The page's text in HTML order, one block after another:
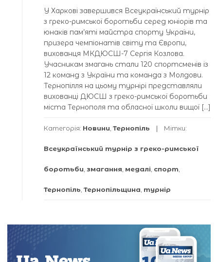
У Харкові завершився Всеукраїнський турнір
з греко-римської боротьби серед юніорів та
юнаків пам’яті майстра спорту України,
призера чемпіонатів світу та Європи,
вихованця МКДЮСШ-7 Сергія Козлова.
Учасникам змагань стали 120 спортсменів із
12 команд з України та команда з Молдови.
Тернопілля на цьому турнірі представляли
вихованці ДЮСШ з греко-римської боротьби
міста Тернополя та обласної школи вищої […]
Категорія: Новини Тернопіль Мітки:
Всеукраїнський турнір з греко-римської
боротьби змагання медалі спорт
Тернопіль Тернопільщина турнір